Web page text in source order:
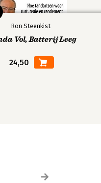
Ron Steenkist
Vol, Batterij Leeg
24,50